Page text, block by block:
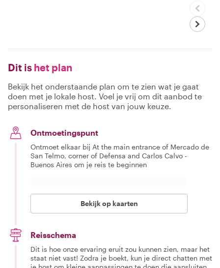
Dit is het plan
Bekijk het onderstaande plan om te zien wat je gaat
doen met je lokale host. Voel je vrij om dit aanbod te
personaliseren met de host van jouw keuze.
Ontmoetingspunt
Ontmoet elkaar bij At the main entrance of Mercado de
San Telmo, corner of Defensa and Carlos Calvo -
Buenos Aires om je reis te beginnen
Bekijk op kaarten
Reisschema
Dit is hoe onze ervaring eruit zou kunnen zien, maar het
staat niet vast! Zodra je boekt, kun je direct chatten met